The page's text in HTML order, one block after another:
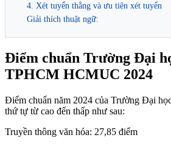
4. Xét tuyển thẳng và ưu tiên xét tuyển
Giải thích thuật ngữ:
Điểm chuẩn Trường Đại
TPHCM HCMUC 2024
Điểm chuẩn năm 2024 của Trường Đại
thứ tự từ cao đến thấp như sau:
Truyền thông văn hóa: 27,85 điểm